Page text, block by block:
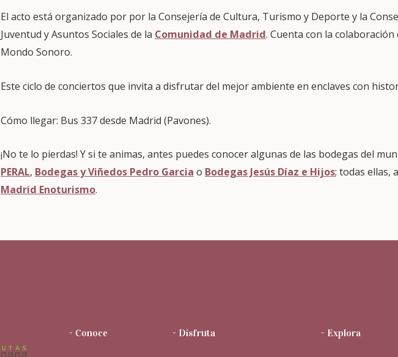
El acto está organizado por por la Consejería de Cultura, Turismo y Deporte y la
Juventud y Asuntos Sociales de la Comunidad de Madrid. Cuenta con la colaboración
Mondo Sonoro.
Este ciclo de conciertos que invita a disfrutar del mejor ambiente en enclaves con
Cómo llegar: Bus 337 desde Madrid (Pavones).
¡No te lo pierdas! Y si te animas, antes puedes conocer algunas de las bodegas del
PERAL, Bodegas y Viñedos Pedro Garcia o Bodegas Jesús Díaz e Hijos; todas ellas,
Madrid Enoturismo.
- Conoce - Disfruta - Explora